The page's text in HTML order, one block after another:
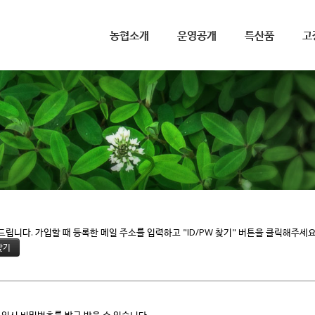
농협소개 운영공개 특산품 고
니다. 가입할 때 등록한 메일 주소를 입력하고 "ID/PW 찾기" 버튼을 클릭해주세